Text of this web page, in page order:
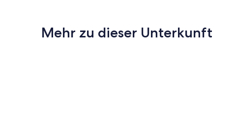
Mehr zu dieser Unterkunft